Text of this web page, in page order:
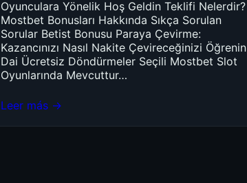
Oyunculara Yönelik Hoş Geldin Teklifi Nelerdir?
Mostbet Bonusları Hakkında Sıkça Sorulan
Sorular Betist Bonusu Paraya Çevirme:
Kazancınızı Nasıl Nakite Çevireceğinizi Öğrenin
Dai Ücretsiz Döndürmeler Seçili Mostbet Slot
Oyunlarında Mevcuttur…
Leer más →